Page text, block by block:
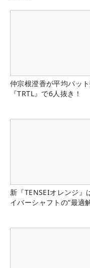
仲宗根澄香が平均パッ
『TRTL』で6人抜き！
新『TENSEIオレンジ』
イバーシャフトの“最適